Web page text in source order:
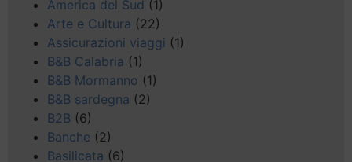
America del Sud (1)
Arte e Cultura (22)
Assicurazioni viaggi (1)
B&B Calabria (1)
B&B Mormanno (1)
B&B sardegna (2)
B2B (6)
Banche (2)
Basilicata (6)